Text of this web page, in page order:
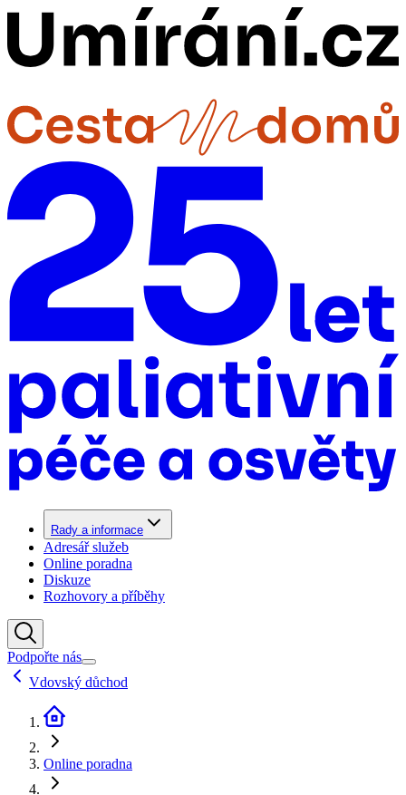
Rady a informace
Adresář služeb
Online poradna
Diskuze
Rozhovory a příběhy
Podpořte nás
Vdovský důchod
Online poradna